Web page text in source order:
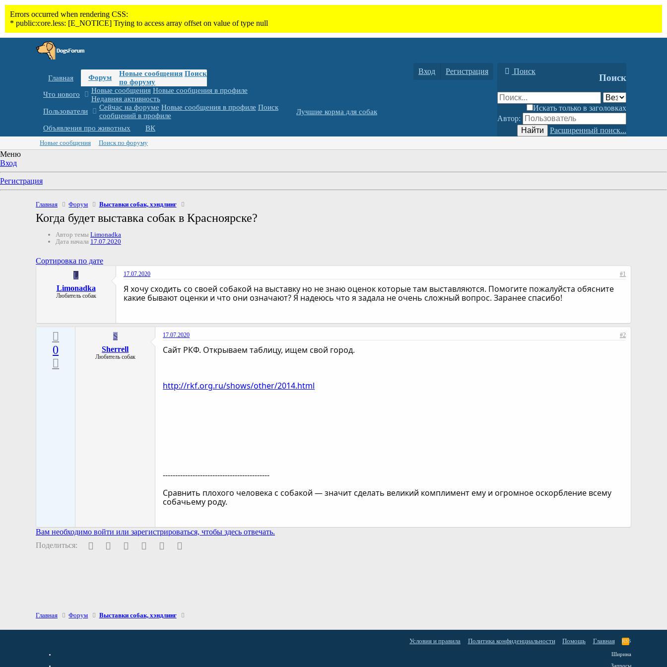
Главная Форум Новые сообщения Поиск
по форуму
Что нового
Новые сообщения Новые сообщения в профиле
Недавняя активность
Пользователи
Сейчас на форуме Новые сообщения в профиле Поиск
сообщений в профиле
Лучшие корма для собак
Объявления про животных ВК
Вход Регистрация Поиск
Поиск
Искать только в заголовках
Автор:
Найти
Расширенный поиск...
Новые сообщения Поиск по форуму
Меню
Вход
Регистрация
Главная Форум Выставки собак, хэндлинг
Когда будет выставка собак в Красноярске?
Автор темы Limonadka
Дата начала 17.07.2020
Сортировка по дате
L
Limonadka
Любитель собак
17.07.2020 #1
Я хочу сходить со своей собакой на выставку но не знаю оценок которые там выставляются. Помогите пожалуйста обясните
какие бывают оценки и что они означают? Я надеюсь что я задала не очень сложный вопрос. Заранее спасибо!
0
S
Sherrell
Любитель собак
17.07.2020 #2
Сайт РКФ. Открываем таблицу, ищем свой город.
http://rkf.org.ru/shows/other/2014.html
-------------------------------------------
Сравнить плохого человека с собакой — значит сделать великий комплимент ему и огромное оскорбление всему
собачьему роду.
Вам необходимо войти или зарегистрироваться, чтобы здесь отвечать.
Поделиться:
Facebook
Twitter PinterestWhatsAppЭлектронная почта
Главная Форум Выставки собак, хэндлинг
Условия и правила Политика конфиденциальности Помощь Главная RSS
Ширина
Запросы